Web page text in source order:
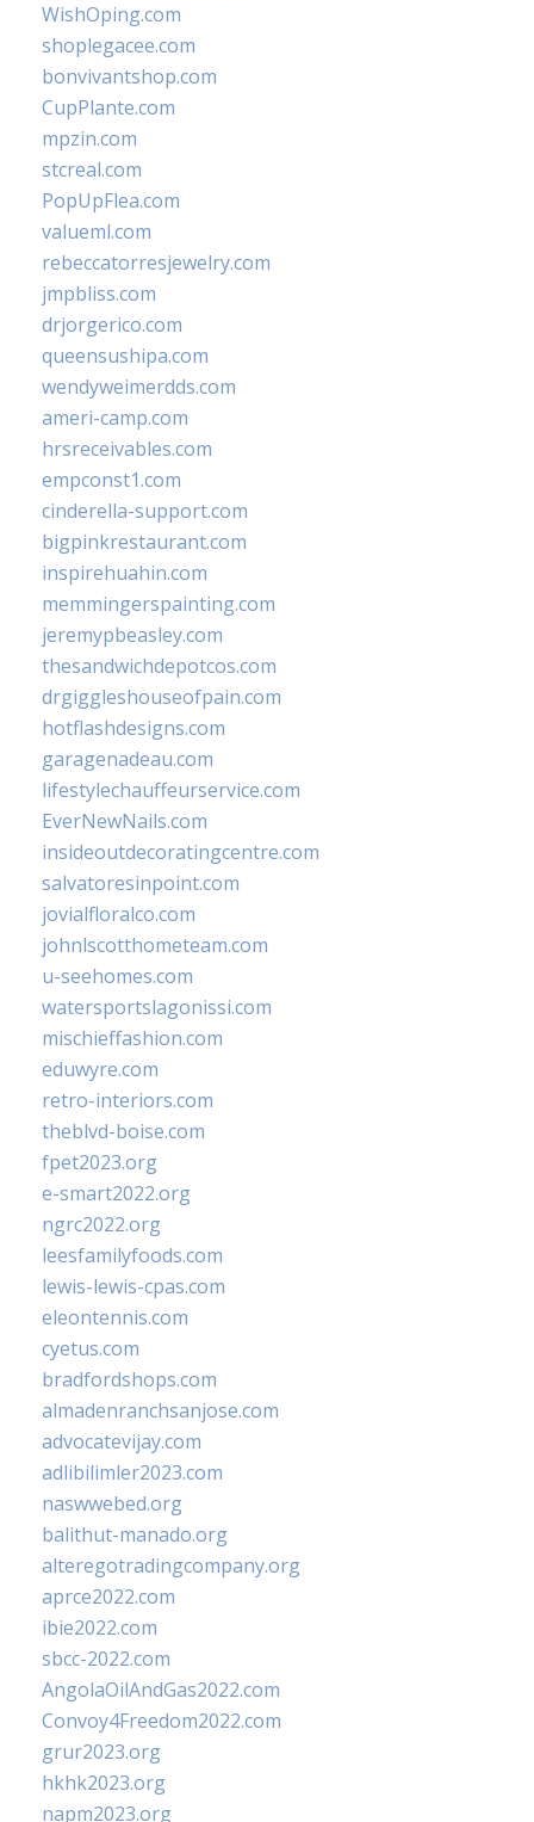
WishOping.com
shoplegacee.com
bonvivantshop.com
CupPlante.com
mpzin.com
stcreal.com
PopUpFlea.com
valueml.com
rebeccatorresjewelry.com
jmpbliss.com
drjorgerico.com
queensushipa.com
wendyweimerdds.com
ameri-camp.com
hrsreceivables.com
empconst1.com
cinderella-support.com
bigpinkrestaurant.com
inspirehuahin.com
memmingerspainting.com
jeremypbeasley.com
thesandwichdepotcos.com
drgiggleshouseofpain.com
hotflashdesigns.com
garagenadeau.com
lifestylechauffeurservice.com
EverNewNails.com
insideoutdecoratingcentre.com
salvatoresinpoint.com
jovialfloralco.com
johnlscotthometeam.com
u-seehomes.com
watersportslagonissi.com
mischieffashion.com
eduwyre.com
retro-interiors.com
theblvd-boise.com
fpet2023.org
e-smart2022.org
ngrc2022.org
leesfamilyfoods.com
lewis-lewis-cpas.com
eleontennis.com
cyetus.com
bradfordshops.com
almadenranchsanjose.com
advocatevijay.com
adlibilimler2023.com
naswwebed.org
balithut-manado.org
alteregotradingcompany.org
aprce2022.com
ibie2022.com
sbcc-2022.com
AngolaOilAndGas2022.com
Convoy4Freedom2022.com
grur2023.org
hkhk2023.org
napm2023.org